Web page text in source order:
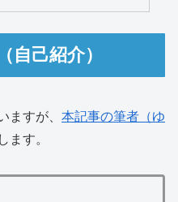
自己紹介）
ますが、 本記事の筆者（ゆ
ます。